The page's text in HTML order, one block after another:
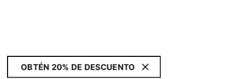
OBTÉN 20% DE DESCUENTO